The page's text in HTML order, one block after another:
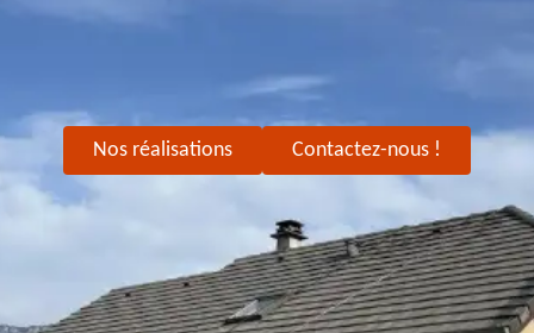
Nos réalisations Contactez-nous !